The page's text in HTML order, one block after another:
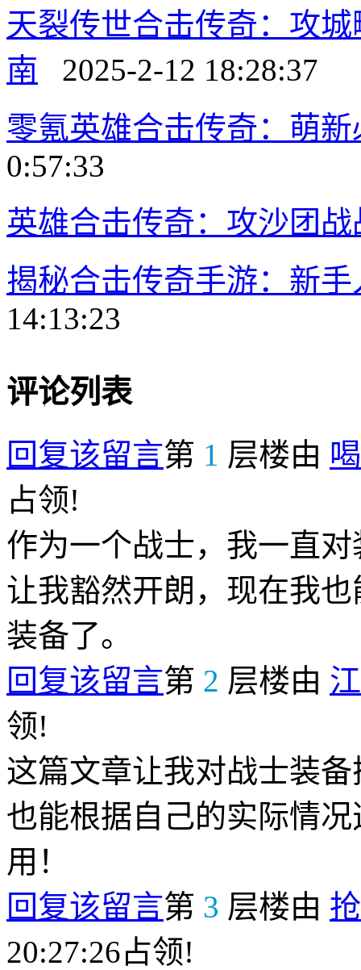
天裂传世合击传奇：攻
南 2025-2-12 18:28:37
零氪英雄合击传奇：萌
0:57:33
英雄合击传奇：攻沙团
揭秘合击传奇手游：新
14:13:23
评论列表
回复该留言第 1 层楼由
占领!
作为一个战士，我一直
让我豁然开朗，现在我
装备了。
回复该留言第 2 层楼由
领!
这篇文章让我对战士装
也能根据自己的实际情
用！
回复该留言第 3 层楼由
20:27:26占领!